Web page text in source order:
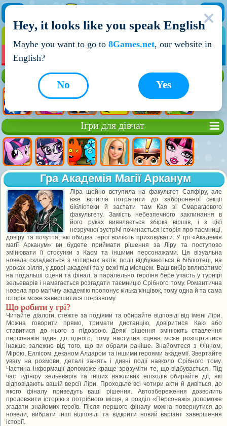
НОВІ ІГРИ
Ігри для дівчат
Гра Академія Магії Арканум
Ліра щойно вступила на факультет Сапфіру, але
вже встигла потрапити до забороненої секції
бібліотеки й застати там Кая зі Смарагдового
факультету. Замість небезпечного заклинання в
його руках виявляється збірка віршів, і з цієї
незручної зустрічі починається історія про таємниці,
довіру та почуття, які обидва герої воліють приховувати. У грі «Академія
магії Арканум» ви будете приймати рішення за Ліру та поступово
змінювати її стосунки з Каєм та іншими персонажами. Ця візуальна
новела складається з чотирьох актів: події відбуваються в бібліотеці, на
уроках зілля, у дворі академії та у вежі під місяцем. Ваш вибір впливатиме
на подальші сцени та фінал, а паралельно героїня бере участь у турнірі
зельеварів і намагається розгадати таємницю Срібного тому. Романтична
новела про магічну академію пропонує кілька кінцівок, тому одна й та сама
історія може завершитися по-різному.
Що робити у грі?
Читайте діалоги, стежте за подіями та обирайте відповіді від імені Ліри.
Можна говорити прямо, тримати дистанцію, довіритися Каю або
ставитися до нього з підозрою. Деякі рішення змінюють ставлення
персонажів один до одного, тому наступна сцена може розгортатися
інакше залежно від того, що ви обрали раніше. Знайомтеся з Фінном,
Мірою, Еллісом, деканом Алдаром та іншими героями академії. Звертайте
увагу на розмови, деталі занять і дивні події навколо Срібного тому.
Частина інформації допоможе краще зрозуміти те, що відбувається. Під
час турніру зельеварів та інших важливих епізодів обирайте дії, які
відповідають вашій версії Ліри. Проходьте всі чотири акти й дивіться, до
якого фіналу приведуть ваші рішення. Автозбереження дозволить
продовжити історію з потрібного місця, а розділ «Персонажі» допоможе
згадати знайомих героїв. Після першого фіналу можна повернутися до
новели, вибрати інші відповіді та відкрити новий варіант завершення
історії.
Hey, it looks like you speak English
Maybe you want to go to 8Games.net, our website in
English?
Yes
No